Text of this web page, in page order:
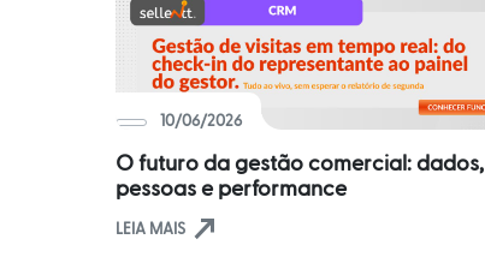
10/06/2026
O futuro da gestão comercial: dados,
pessoas e performance
LEIA MAIS north_east